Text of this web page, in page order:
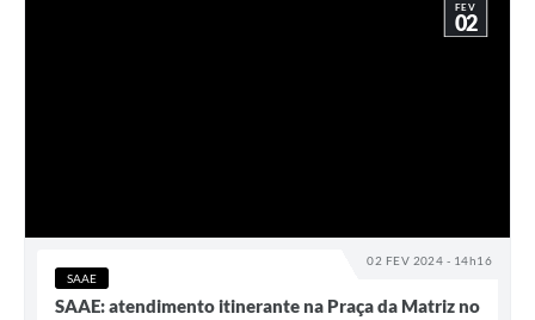
02 FEV 2024 - 14h16
FEV
02
SAAE
SAAE: atendimento itinerante na Praça da Matriz no